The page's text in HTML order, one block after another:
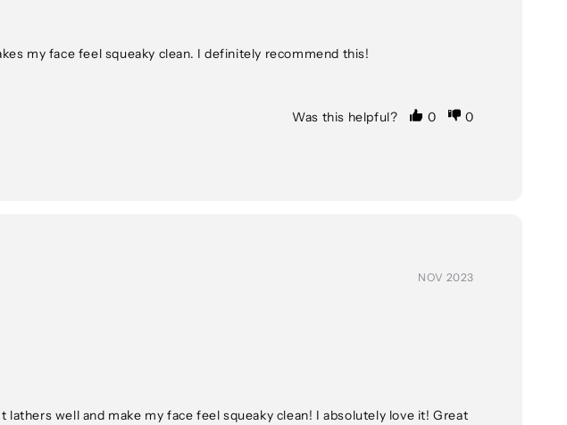
my face feel squeaky clean. I definitely recommend this!
Was this helpful? 0 0
NOV 2023
well and make my face feel squeaky clean! I absolutely love it! Great